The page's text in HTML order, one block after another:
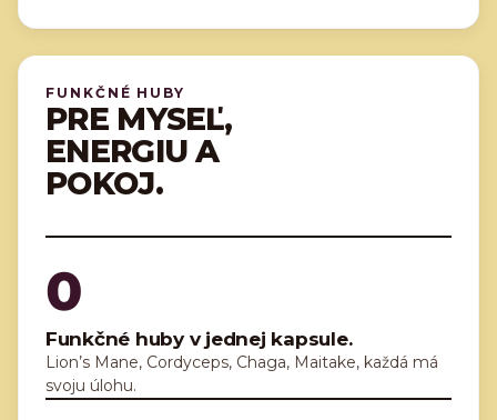
FUNKČNÉ HUBY
PRE MYSEĽ,
ENERGIU A
POKOJ.
0
Funkčné huby v jednej kapsule.
Lion’s Mane, Cordyceps, Chaga, Maitake, každá má
svoju úlohu.